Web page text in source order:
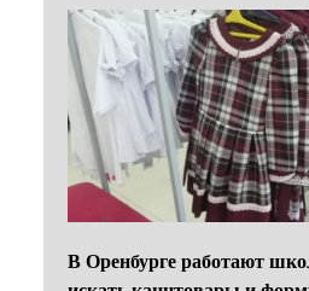
В Оренбурге работают